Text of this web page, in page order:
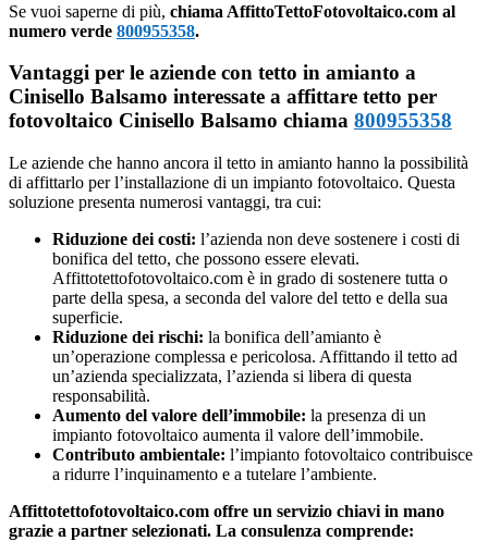
Se vuoi saperne di più, chiama AffittoTettoFotovoltaico.com al
numero verde 800955358.
Vantaggi per le aziende con tetto in amianto a
Cinisello Balsamo interessate a affittare tetto per
fotovoltaico Cinisello Balsamo chiama 800955358
Le aziende che hanno ancora il tetto in amianto hanno la possibilità
di affittarlo per l’installazione di un impianto fotovoltaico. Questa
soluzione presenta numerosi vantaggi, tra cui:
Riduzione dei costi: l’azienda non deve sostenere i costi di
bonifica del tetto, che possono essere elevati.
Affittotettofotovoltaico.com è in grado di sostenere tutta o
parte della spesa, a seconda del valore del tetto e della sua
superficie.
Riduzione dei rischi: la bonifica dell’amianto è
un’operazione complessa e pericolosa. Affittando il tetto ad
un’azienda specializzata, l’azienda si libera di questa
responsabilità.
Aumento del valore dell’immobile: la presenza di un
impianto fotovoltaico aumenta il valore dell’immobile.
Contributo ambientale: l’impianto fotovoltaico contribuisce
a ridurre l’inquinamento e a tutelare l’ambiente.
Affittotettofotovoltaico.com offre un servizio chiavi in mano
grazie a partner selezionati. La consulenza comprende: